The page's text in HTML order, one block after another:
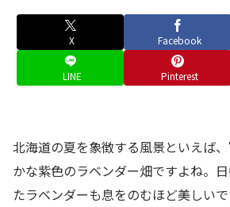
X Facebook
LINE Pinterest
北海道の夏を象徴する風景といえば
かな紫色のラベンダー畑ですよね。
たラベンダーも息をのむほど美しい